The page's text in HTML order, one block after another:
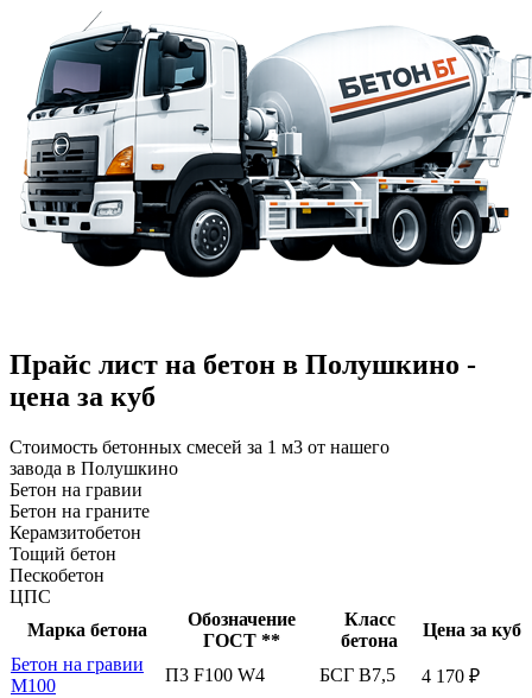
Прайс лист на бетон в Полушкино -
цена за куб
Стоимость бетонных смесей за 1 м3 от нашего
завода в Полушкино
Бетон на гравии
Бетон на граните
Керамзитобетон
Тощий бетон
Пескобетон
ЦПС
Марка бетона
Обозначение
ГОСТ **
Класс
бетона
Цена за куб
Бетон на гравии
М100
П3 F100 W4 БСГ В7,5
4 170 ₽